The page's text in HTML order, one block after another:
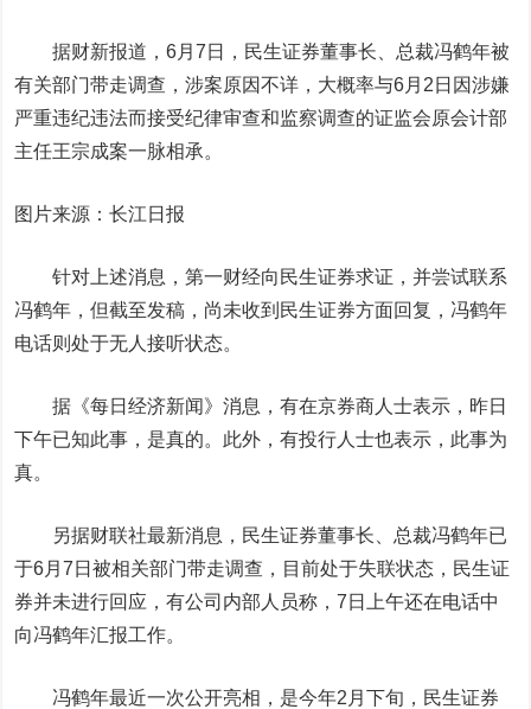
据财新报道，6月7日，民生证券董事长、总裁冯鹤年被
有关部门带走调查，涉案原因不详，大概率与6月2日因涉嫌
严重违纪违法而接受纪律审查和监察调查的证监会原会计部
主任王宗成案一脉相承。
图片来源：长江日报
针对上述消息，第一财经向民生证券求证，并尝试联系
冯鹤年，但截至发稿，尚未收到民生证券方面回复，冯鹤年
电话则处于无人接听状态。
据《每日经济新闻》消息，有在京券商人士表示，昨日
下午已知此事，是真的。此外，有投行人士也表示，此事为
真。
另据财联社最新消息，民生证券董事长、总裁冯鹤年已
于6月7日被相关部门带走调查，目前处于失联状态，民生证
券并未进行回应，有公司内部人员称，7日上午还在电话中
向冯鹤年汇报工作。
冯鹤年最近一次公开亮相，是今年2月下旬，民生证券